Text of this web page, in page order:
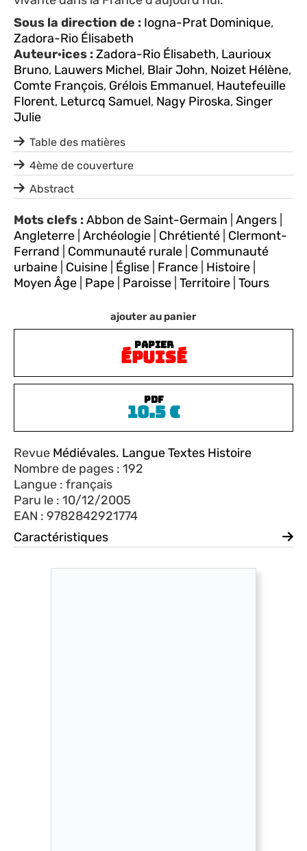
ajouter au panier
PAPIER
ÉPUISÉ
PDF
10.5€
Revue Médiévales. Langue Textes Histoire
Nombre de pages : 192
Langue : français
Paru le : 10/12/2005
EAN : 9782842921774
Caractéristiques
Sous la direction de : Iogna-Prat Dominique,
Zadora-Rio Élisabeth
Auteur·ices :Zadora-Rio Élisabeth, Laurioux
Bruno, Lauwers Michel, Blair John, Noizet Hélène,
Comte François, Grélois Emmanuel, Hautefeuille
Florent, Leturcq Samuel, Nagy Piroska,Singer
Julie
Table des matières
4ème de couverture
Abstract
Mots clefs :Abbon de Saint-Germain Angers
Angleterre Archéologie Chrétienté Clermont-
Ferrand
Communauté rurale Communauté
urbaine Cuisine Église France Histoire
Moyen Âge Pape Paroisse Territoire Tours